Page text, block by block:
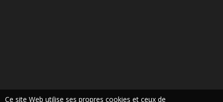
Ce site Web utilise ses propres cookies et ceux de